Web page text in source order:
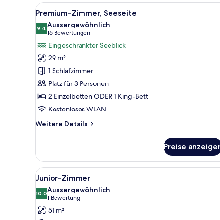
Alle
Fotos
für
Premium-
Zimmer,
Seeseite
anzeigen
Ein modernes Hotelzimmer
10
Premium-Zimmer, Seeseite
9.49.4 von 10
Aussergewöhnlich
16 Bewertungen
(16
Bewertungen)
Eingeschränkter Seeblick
29 m²
1 Schlafzimmer
Platz für 3 Personen
2 Einzelbetten ODER 1 King-Bett
Kostenloses WLAN
Weitere Details
Weitere
Zimmer,
Seeseite
Preise
Alle
Fotos
für
Junior-
Zimmer
Ein Hotelzimmer mit
8
Junior-Zimmer
10.010.0 von 10
Aussergewöhnlich
1 Bewertung
(1
Bewertung)
51 m²